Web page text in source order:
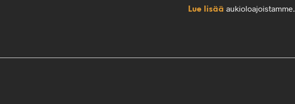
Lue lisää aukioloajoistamme.